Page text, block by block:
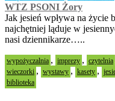
WTZ PSONI Żory
Jak jesień wpływa na
najchętniej ląduje w
nasi dziennikarze…..
wypożyczalnia , imprezy , czytelnia
wieczorki , wystawy , kasety ,
biblioteka